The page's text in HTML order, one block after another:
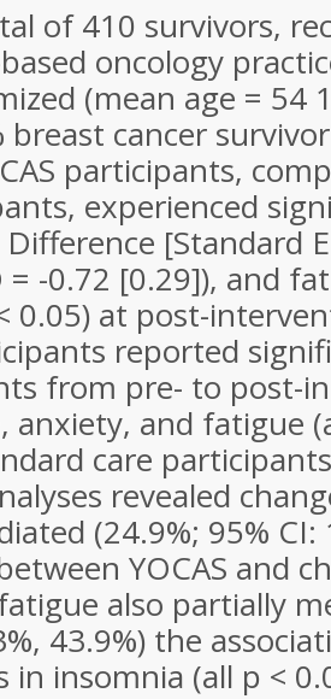
of 410 survivors,
oncology
(mean age = 54
cancer
participants,
experienced
[Standard
-0.72 [0.29]), and
0.05) at post-
reported
from pre- to post-
anxiety, and fatigue
care
revealed
(24.9%; 95% CI:
YOCAS and
also partially
43.9%) the
in insomnia (all p <